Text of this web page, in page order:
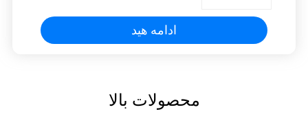
ادامه هید
محصولات بالا